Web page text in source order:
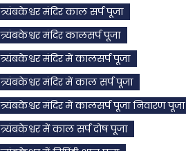
त्र्यंबकेश्वर मंदिर काल सर्प पूजा
त्र्यंबकेश्वर मंदिर कालसर्प पूजा
त्र्यंबकेश्वर मंदिर में कालसर्प पूजा
त्र्यंबकेश्वर मंदिर में काल सर्प पूजा
त्र्यंबकेश्वर मंदिर में कालसर्प पूजा निवारण पूजा
त्र्यंबकेश्वर में काल सर्प दोष पूजा